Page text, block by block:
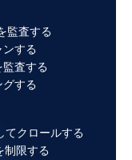
監査する
ンする
査する
グする
てクロールする
制限する